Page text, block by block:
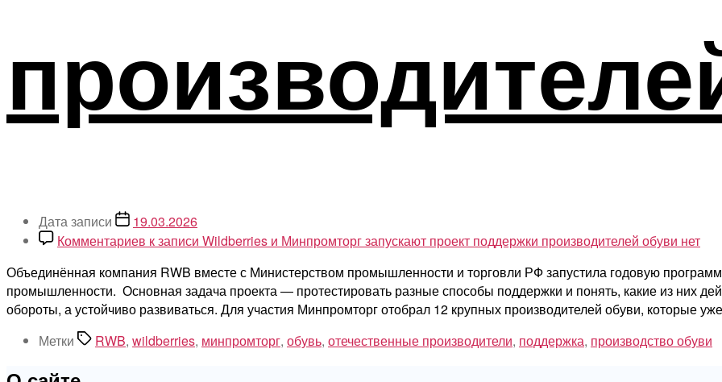
Дата записи
19.03.2026
Комментариев к записи Wildberries и Минпромторг запускают проект поддержки производителей обуви нет
Объединённая компания RWB вместе с Министерством промышленности и торговли РФ запустила годовую
промышленности. Основная задача проекта — протестировать разные способы поддержки и понять, какие из них
обороты, а устойчиво развиваться. Для участия Минпромторг отобрал 12 крупных производителей обуви, которые
Метки
RWB, wildberries, минпромторг, обувь, отечественные производители, поддержка, производство обуви